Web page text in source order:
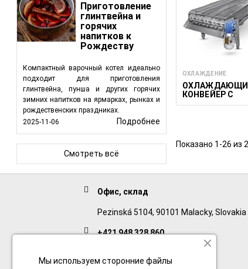
Приготовление
глинтвейна и
горячих
напитков к
Рождеству
Компактный варочный котел идеально
подходит для приготовления
глинтвейна, пунша и других горячих
зимних напитков на ярмарках, рынках и
рождественских праздниках.
2025-11-06
Подробнее
Смотреть всё
ОХЛАЖДЕНИЕ
КОНВЕЙЕР С
ВОЗДУШНЫМ
Показано 1-26 из
Офис, склад
Pezinská 5104, 90101 Malacky, Slovakia
+421 948 328 860
Мы используем сторонние файлы